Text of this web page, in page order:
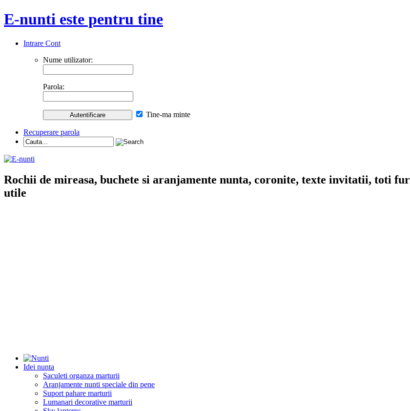
E-nunti este pentru tine
Intrare Cont
Nume utilizator:
Parola:
Tine-ma minte
Recuperare parola
Rochii de mireasa, buchete si aranjamente nunta, coronite, texte invitatii, toti
utile
Idei nunta
Saculeti organza marturii
Aranjamente nunti speciale din pene
Suport pahare marturii
Lumanari decorative marturii